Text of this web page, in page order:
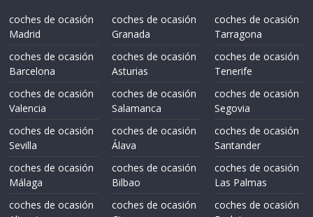
coches de ocasión
Madrid
coches de ocasión
Barcelona
coches de ocasión
Valencia
coches de ocasión
Sevilla
coches de ocasión
Málaga
coches de ocasión
coches de ocasión
Granada
coches de ocasión
Asturias
coches de ocasión
Salamanca
coches de ocasión
Álava
coches de ocasión
Bilbao
coches de ocasión
coches de ocasión
Tarragona
coches de ocasión
Tenerife
coches de ocasión
Segovia
coches de ocasión
Santander
coches de ocasión
Las Palmas
coches de ocasión